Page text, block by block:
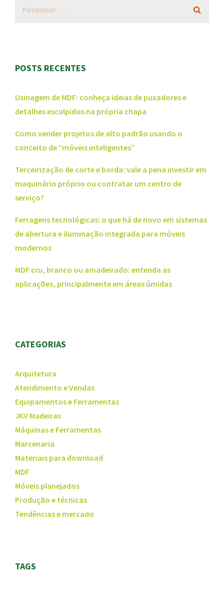
POSTS RECENTES
Usinagem de MDF: conheça ideias de puxadores e
detalhes esculpidos na própria chapa
Como vender projetos de alto padrão usando o
conceito de “móveis inteligentes”
Terceirização de corte e borda: vale a pena investir em
maquinário próprio ou contratar um centro de
serviço?
Ferragens tecnológicas: o que há de novo em sistemas
de abertura e iluminação integrada para móveis
modernos
MDF cru, branco ou amadeirado: entenda as
aplicações, principalmente em áreas úmidas
CATEGORIAS
Arquitetura
Atendimento e Vendas
Equipamentos e Ferramentas
JKV Madeiras
Máquinas e Ferramentas
Marcenaria
Materiais para download
MDF
Móveis planejados
Produção e técnicas
Tendências e mercado
TAGS